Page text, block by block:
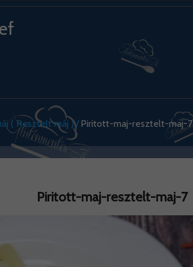
( Resztelt máj ) Piritott-maj-resztelt-maj-7
Piritott-maj-resztelt-maj-7